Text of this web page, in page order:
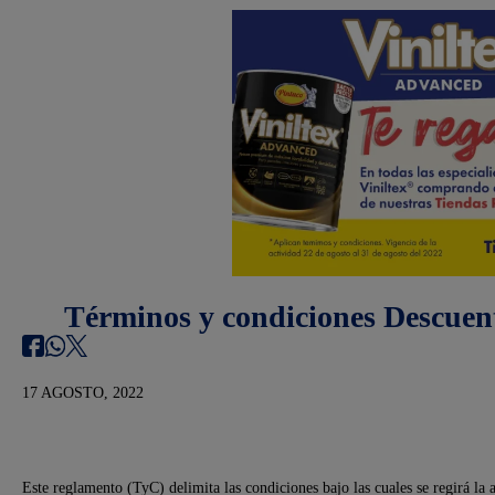
Términos y condiciones
17 AGOSTO, 2022
Este reglamento (TyC) delimita las condiciones bajo las cuales se regirá